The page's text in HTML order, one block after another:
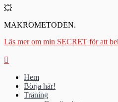
💥
MAKROMETODEN.
Läs mer om min SECRET för att
Hem
Börja här!
Träning